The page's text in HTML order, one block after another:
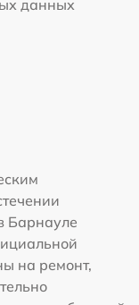
данных
Барнауле
на ремонт,